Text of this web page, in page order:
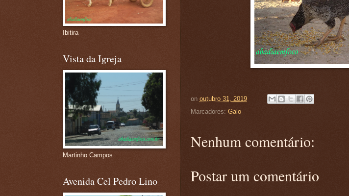
on outubro 31, 2019
Marcadores: Galo
Nenhum comentário:
Postar um comentário
Ibitira
Vista da Igreja
Martinho Campos
Avenida Cel Pedro Lino